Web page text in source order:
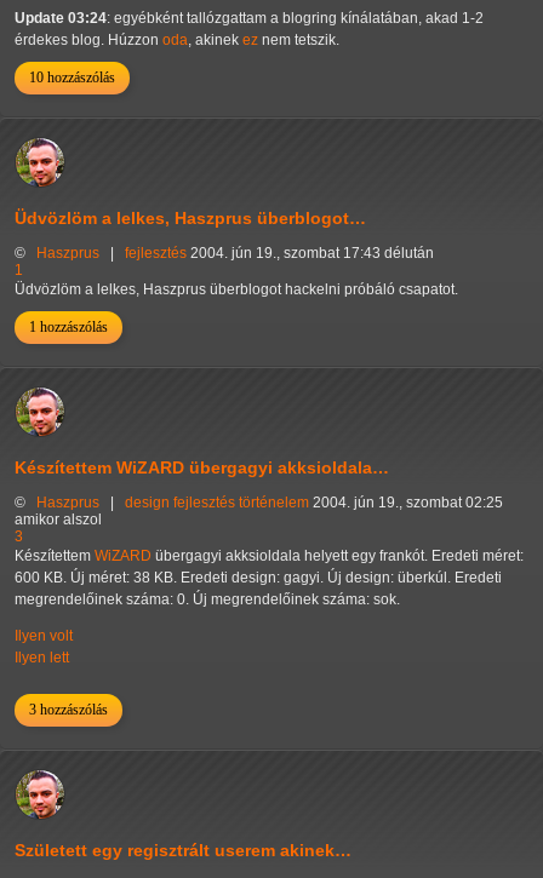
Update 03:24: egyébként tallózgattam a blogring kínálatában, akad 1-2
érdekes blog. Húzzon oda , akinek ez nem tetszik.
10 hozzászólás
Üdvözlöm a lelkes, Haszprus überblogot…
© Haszprus | fejlesztés 2004. jún 19., szombat 17:43 délután
1
Üdvözlöm a lelkes, Haszprus überblogot hackelni próbáló csapatot.
1 hozzászólás
Készítettem WiZARD übergagyi akksioldala…
© Haszprus | design fejlesztés történelem 2004. jún 19., szombat 02:25
amikor alszol
3
Készítettem WiZARD übergagyi akksioldala helyett egy frankót. Eredeti méret:
600 KB. Új méret: 38 KB. Eredeti design: gagyi. Új design: überkúl. Eredeti
megrendelőinek száma: 0. Új megrendelőinek száma: sok.
Ilyen volt
Ilyen lett
3 hozzászólás
Született egy regisztrált userem akinek…